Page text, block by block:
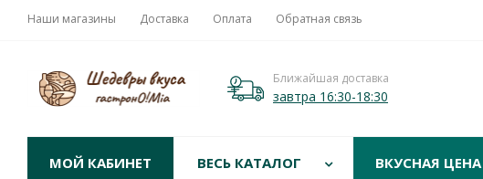
Наши магазины Доставка Оплата Обратная связь
Ближайшая доставка
завтра 16:30-18:30
МОЙ КАБИНЕТ ВЕСЬ КАТАЛОГ ВКУСНАЯ ЦЕНА